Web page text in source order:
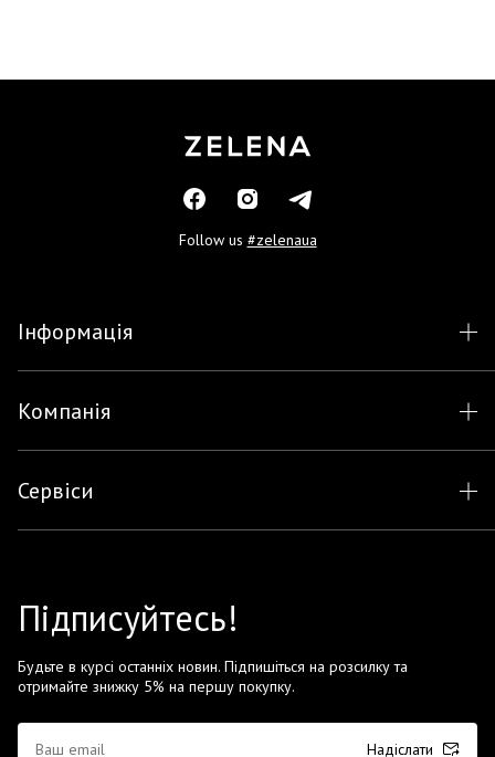
Follow us #zelenaua
Інформація
Компанія
Сервіси
Підписуйтесь!
Будьте в курсі останніх новин. Підпишіться на розсилку та
отримайте знижку 5% на першу покупку.
Надіслати